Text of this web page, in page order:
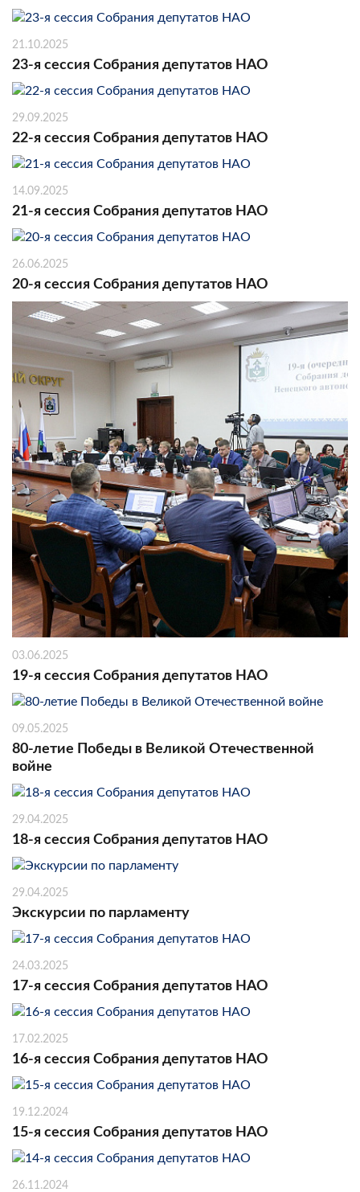
21.10.2025
23-я сессия Собрания депутатов НАО
29.09.2025
22-я сессия Собрания депутатов НАО
14.09.2025
21-я сессия Собрания депутатов НАО
26.06.2025
20-я сессия Собрания депутатов НАО
03.06.2025
19-я сессия Собрания депутатов НАО
09.05.2025
80-летие Победы в Великой Отечественной
войне
29.04.2025
18-я сессия Собрания депутатов НАО
29.04.2025
Экскурсии по парламенту
24.03.2025
17-я сессия Собрания депутатов НАО
17.02.2025
16-я сессия Собрания депутатов НАО
19.12.2024
15-я сессия Собрания депутатов НАО
26.11.2024